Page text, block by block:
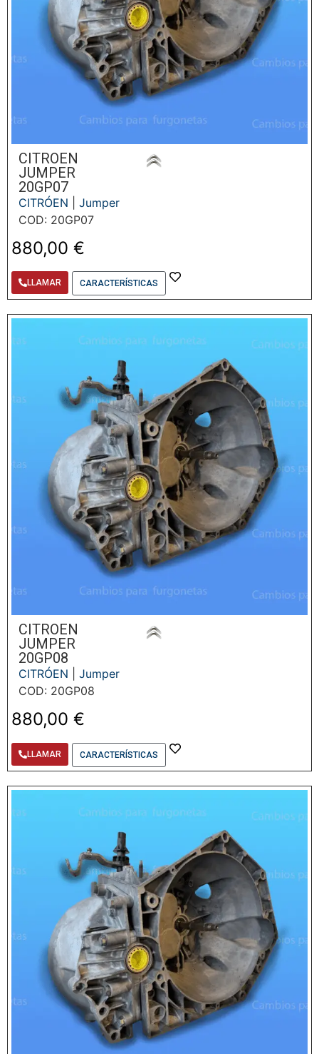
CITROEN
JUMPER
20GP07
CITRÓEN
Jumper
COD: 20GP07
880,00 €
LLAMAR CARACTERÍSTICAS
CITROEN
JUMPER
20GP08
CITRÓEN
Jumper
COD: 20GP08
880,00 €
LLAMAR CARACTERÍSTICAS